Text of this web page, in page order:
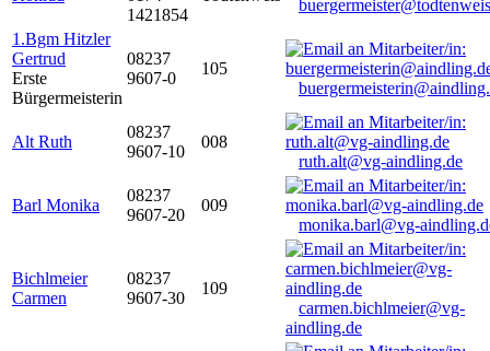
1421854
1.Bgm Hitzler
Gertrud
Erste
Bürgermeisterin
08237
9607-0
105
Alt Ruth
08237
9607-10
008
ruth.alt@vg-aindling.de
Barl Monika
08237
9607-20
009
monika.barl@vg-
Bichlmeier
Carmen
08237
9607-30
109
carmen.bichlmeier@vg-
aindling.de